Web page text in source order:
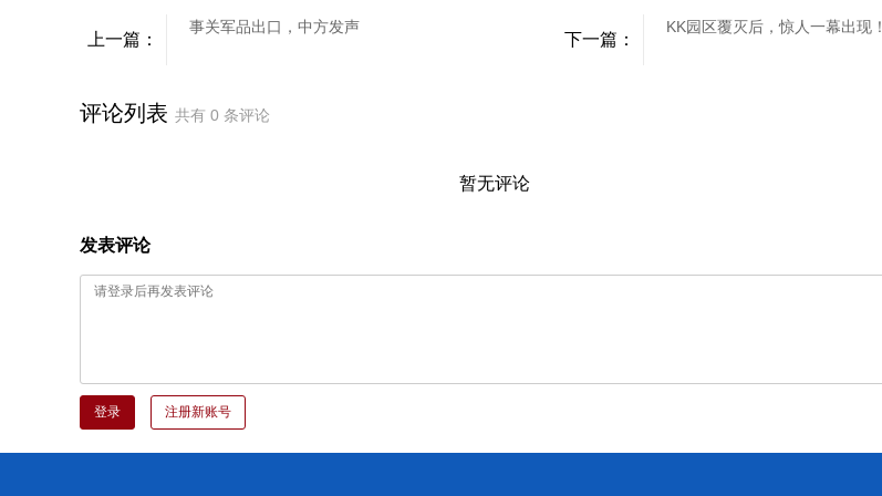
上一篇：
事关军品出口，中方发声
下一篇：
KK园区覆灭后，惊人一幕出现！
评论列表 共有 0 条评论
暂无评论
发表评论
登录 注册新账号